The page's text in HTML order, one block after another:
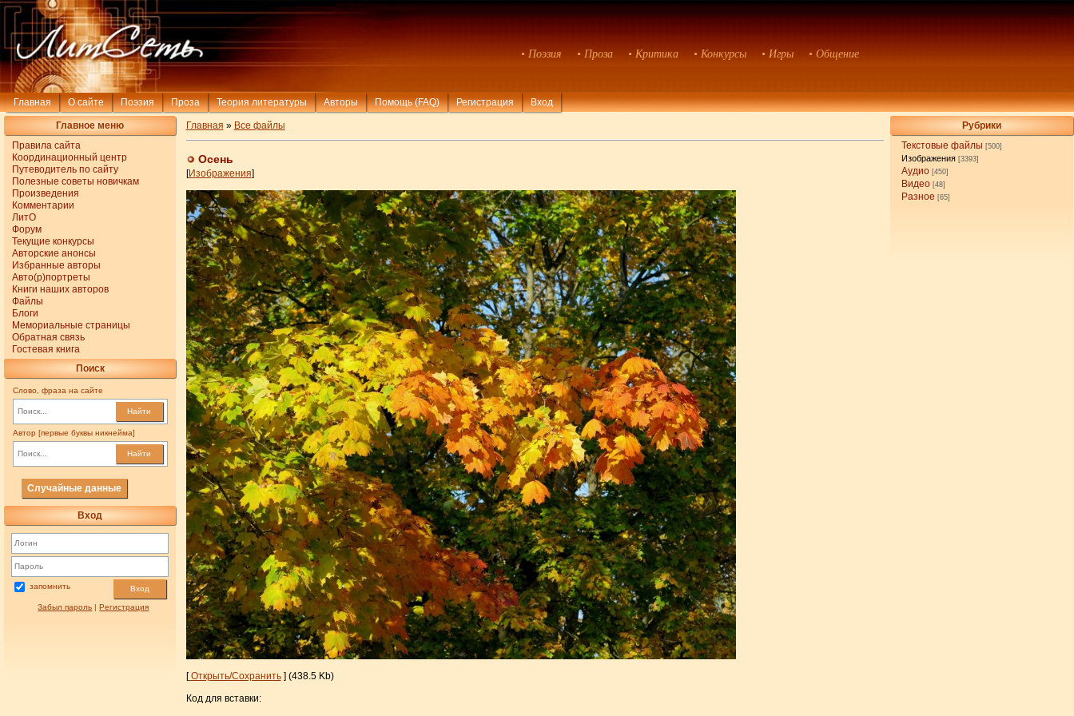
• Поэзия • Проза • Критика • Конкурсы • Игры • Общение
Главная О сайте Поэзия Проза Теория литературы Авторы Помощь (FAQ) Регистрация Вход
Главное меню
Правила сайта
Координационный центр
Путеводитель по сайту
Полезные советы новичкам
Произведения
Комментарии
ЛитО
Форум
Текущие конкурсы
Авторские анонсы
Избранные авторы
Авто(р)портреты
Книги наших авторов
Файлы
Блоги
Мемориальные страницы
Обратная связь
Гостевая книга
Поиск
Слово, фраза на сайте
Найти
Автор [первые буквы никнейма]
Найти
Случайные данные
Вход
запомнить Вход
Забыл пароль |Регистрация
Рубрики
Текстовые файлы [500]
Изображения [3393]
Аудио [450]
Видео [48]
Разное [65]
Главная » Все файлы
Осень
[Изображения]
[Открыть/Сохранить] (438.5 Kb)
Код для вставки: